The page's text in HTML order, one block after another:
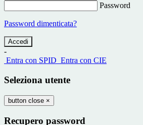
Password
Password dimenticata?
-
Entra con SPID Entra con CIE
Seleziona utente
button close ×
Recupero password